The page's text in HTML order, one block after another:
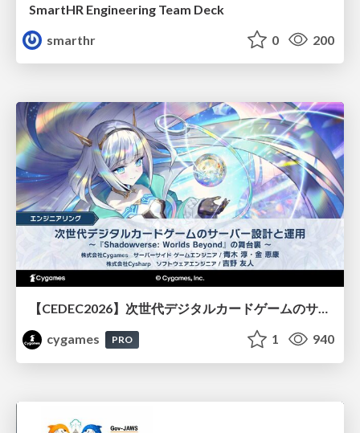
SmartHR Engineering Team Deck
smarthr
0 200
【CEDEC2026】次世代デジタルカードゲームのサーバー設計と運用 〜『Shadowverse: Worlds Beyond』の舞台裏～
cygames
PRO 1 940